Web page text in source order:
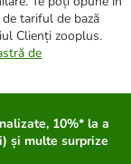
tariful de bază
Clienți zooplus.
de
10%* la a
și multe surprize